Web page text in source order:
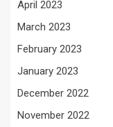
April 2023
March 2023
February 2023
January 2023
December 2022
November 2022